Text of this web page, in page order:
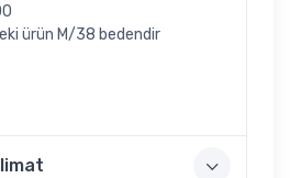
ürün M/38 bedendir